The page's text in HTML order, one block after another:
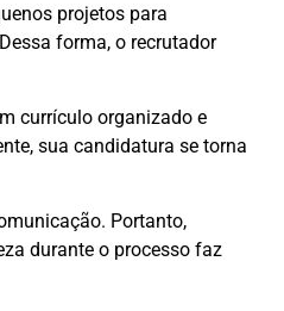
projetos para
forma, o recrutador
currículo organizado e
sua candidatura se torna
Portanto,
durante o processo faz